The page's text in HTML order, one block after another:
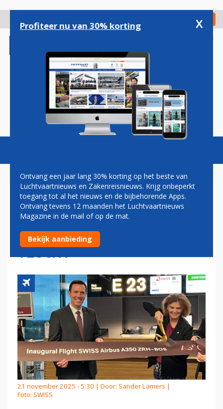
gaan
Check in
Magazine Podcasts Vacatures
NIEUWE AIRBUS A350 VAN
SWISS MAAKT EERSTE
INTERCONTINENTALE
VLUCHT
21 november 2025 - 5:30 | Door: Sander Lamers |
Foto: SWISS
Profiteer nu van 30% korting x
Ontvang een jaar lang 30% korting op het beste van
Luchtvaartnieuws en Zakenreisnieuws. Krijg onbeperkt
toegang tot al het nieuws en de bijbehorende Apps.
Ontvang tevens 12 maanden het Luchtvaartnieuws
Magazine in de mail of op de mat.
Bekijk aanbieding